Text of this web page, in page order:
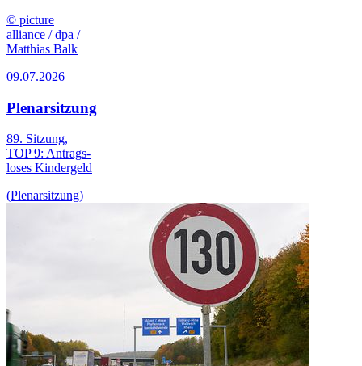
© picture
alliance / dpa /
Matthias Balk
09.07.2026
Plenarsitzung
89. Sitzung,
TOP 9: Antrags­
loses Kinder­geld
(Plenarsitzung)